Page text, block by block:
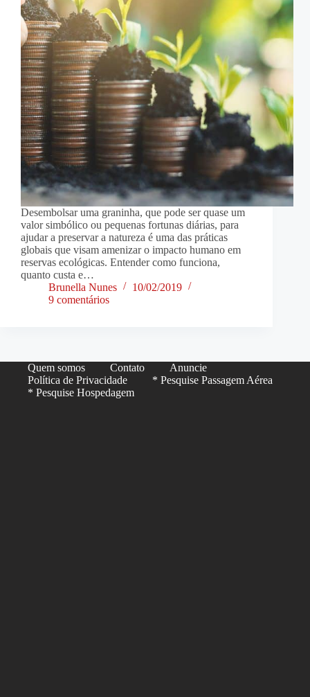
Desembolsar uma graninha, que pode ser quase um
valor simbólico ou pequenas fortunas diárias, para
ajudar a preservar a natureza é uma das práticas
globais que visam amenizar o impacto humano em
reservas ecológicas. Entender como funciona,
quanto custa e…
Brunella Nunes
10/02/2019
9 comentários
Quem somos Contato
Anuncie
Política de Privacidade
* Pesquise Passagem Aérea
* Pesquise Hospedagem